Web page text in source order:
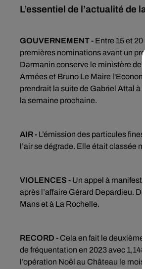
L’essentiel de l’actualité de
GOUVERNEMENT - Entre 15 et
premières nominations avant un
Darmanin conserve le ministère
Armées et Bruno Le Maire
prendrait la suite de Gabriel Attal à
la semaine prochaine.
AIR - L’émission des particules
l’air se dégrade. Elle était classée
VIOLENCES - Un appel à
après l’affaire Gérard Depardieu.
Mans et à La Rochelle.
RECORD - Cela en fait le
de fréquentation en 2023 avec
l’opération Noël au Château le